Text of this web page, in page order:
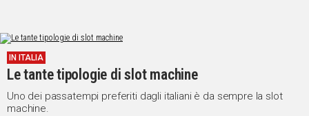
IN ITALIA
Le tante tipologie di slot machine
Uno dei passatempi preferiti dagli italiani è da sempre la slot
machine.